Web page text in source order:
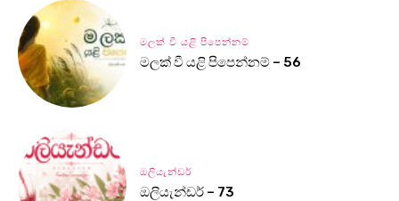
මලක් වී යළි පිපෙන්නම්
මලක් වී යළි පිපෙන්නම් – 56
ඔලියැන්ඩර්
ඔලියැන්ඩර් – 73